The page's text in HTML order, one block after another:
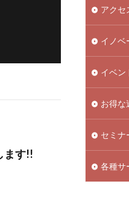
ます!!
アクセ
イノベ
イベン
お得な
セミナ
各種サ